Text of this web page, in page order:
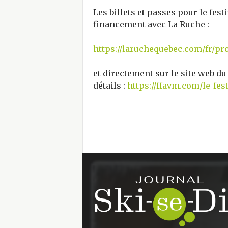
Les billets et passes pour le
financement avec La Ruche :
https://laruchequebec.com/fr/
et directement sur le site web
détails : https://ffavm.com/le-